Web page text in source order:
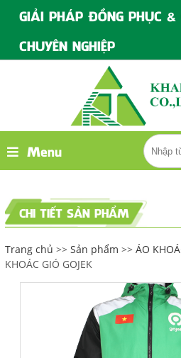
GIẢI PHÁP ĐỒNG PHỤC
CHUYÊN NGHIỆP
Menu
CHI TIẾT SẢN PHẨM
Trang chủ >> Sản phẩm >> ÁO
KHOÁC GIÓ GOJEK